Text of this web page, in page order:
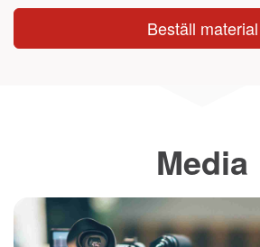
Beställ material
Media